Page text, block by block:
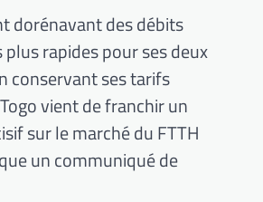
dorénavant des débits
plus rapides pour ses deux
conservant ses tarifs
vient de franchir un
sur le marché du FTTH
un communiqué de